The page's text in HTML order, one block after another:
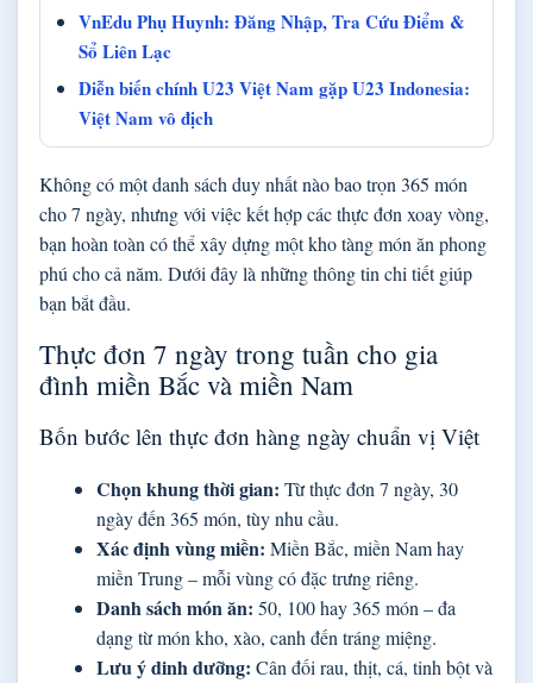
VnEdu Phụ Huynh: Đăng Nhập, Tra Cứu Điểm &
Sổ Liên Lạc
Diễn biến chính U23 Việt Nam gặp U23 Indonesia:
Việt Nam vô địch
Không có một danh sách duy nhất nào bao trọn 365 món
cho 7 ngày, nhưng với việc kết hợp các thực đơn xoay vòng,
bạn hoàn toàn có thể xây dựng một kho tàng món ăn phong
phú cho cả năm. Dưới đây là những thông tin chi tiết giúp
bạn bắt đầu.
Thực đơn 7 ngày trong tuần cho gia
đình miền Bắc và miền Nam
Bốn bước lên thực đơn hàng ngày chuẩn vị Việt
Chọn khung thời gian: Từ thực đơn 7 ngày, 30
ngày đến 365 món, tùy nhu cầu.
Xác định vùng miền: Miền Bắc, miền Nam hay
miền Trung – mỗi vùng có đặc trưng riêng.
Danh sách món ăn: 50, 100 hay 365 món – đa
dạng từ món kho, xào, canh đến tráng miệng.
Lưu ý dinh dưỡng: Cân đối rau, thịt, cá, tinh bột và